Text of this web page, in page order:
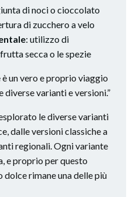
di noci o cioccolato
di zucchero a velo
: utilizzo di
secca o le spezie
un vero e proprio viaggio
diverse varianti e versioni.”
le diverse varianti
dalle versioni classiche a
regionali. Ogni variante
e proprio per questo
rimane una delle più